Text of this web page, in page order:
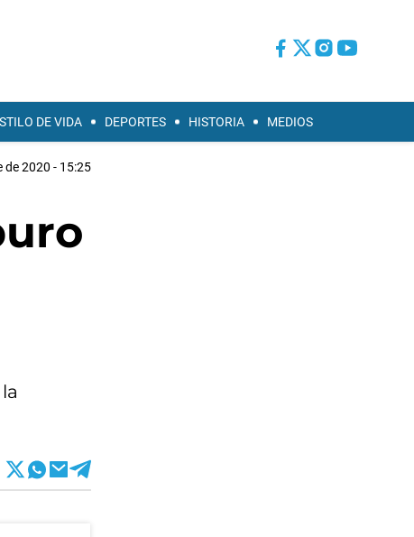
DE VIDA DEPORTES HISTORIA MEDIOS
de 2020 - 15:25